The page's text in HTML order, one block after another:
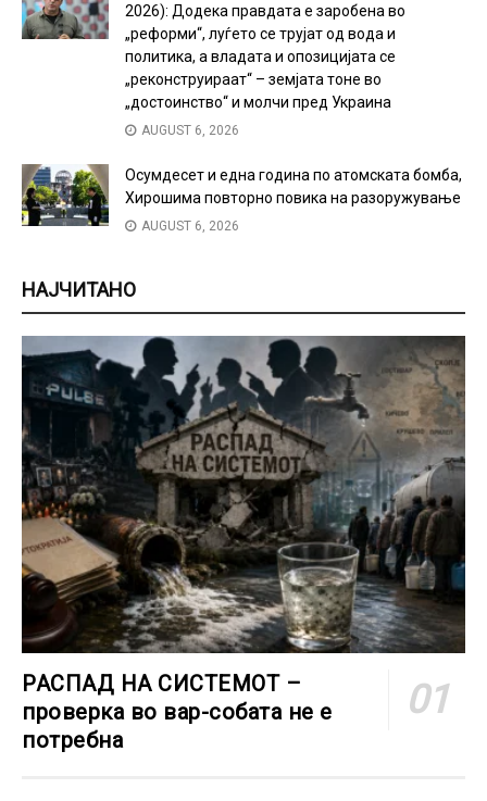
2026): Додека правдата е заробена во
„реформи“, луѓето се трујат од вода и
политика, а владата и опозицијата се
„реконструираат“ – земјата тоне во
„достоинство“ и молчи пред Украина
AUGUST 6, 2026
Осумдесет и една година по атомската бомба,
Хирошима повторно повика на разоружување
AUGUST 6, 2026
НАЈЧИТАНО
РАСПАД НА СИСТЕМОТ –
проверка во вар-собата не е
потребна